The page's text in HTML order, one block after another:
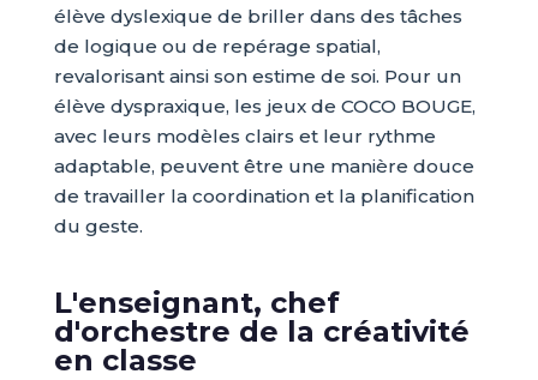
élève dyslexique de briller dans des tâches
de logique ou de repérage spatial,
revalorisant ainsi son estime de soi. Pour un
élève dyspraxique, les jeux de COCO BOUGE,
avec leurs modèles clairs et leur rythme
adaptable, peuvent être une manière douce
de travailler la coordination et la planification
du geste.
L'enseignant, chef
d'orchestre de la créativité
en classe